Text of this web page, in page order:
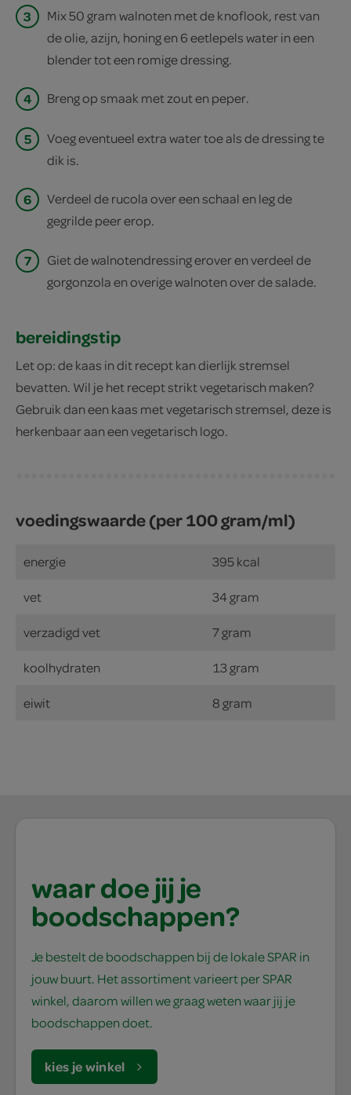
3
Mix 50 gram walnoten met de knoflook, rest van
de olie, azijn, honing en 6 eetlepels water in een
blender tot een romige dressing.
4 Breng op smaak met zout en peper.
5
Voeg eventueel extra water toe als de dressing te
dik is.
6
Verdeel de rucola over een schaal en leg de
gegrilde peer erop.
7
Giet de walnotendressing erover en verdeel de
gorgonzola en overige walnoten over de salade.
bereidingstip
Let op: de kaas in dit recept kan dierlijk stremsel
bevatten. Wil je het recept strikt vegetarisch maken?
Gebruik dan een kaas met vegetarisch stremsel, deze is
herkenbaar aan een vegetarisch logo.
voedingswaarde (per 100 gram/ml)
energie 395 kcal
vet 34 gram
verzadigd vet 7 gram
koolhydraten 13 gram
eiwit 8 gram
waar doe jij je
boodschappen?
Je bestelt de boodschappen bij de lokale SPAR in
jouw buurt. Het assortiment varieert per SPAR
winkel, daarom willen we graag weten waar jij je
boodschappen doet.
kies je winkel